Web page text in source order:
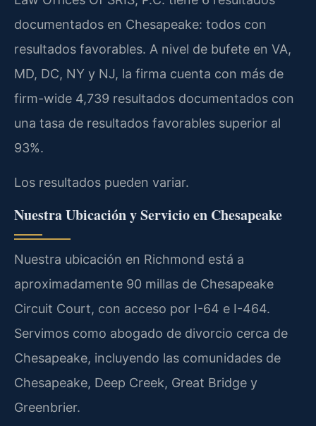
documentados en Chesapeake: todos con
resultados favorables. A nivel de bufete en VA,
MD, DC, NY y NJ, la firma cuenta con más de
firm-wide 4,739 resultados documentados con
una tasa de resultados favorables superior al
93%.
Los resultados pueden variar.
Nuestra Ubicación y Servicio en Chesapeake
Nuestra ubicación en Richmond está a
aproximadamente 90 millas de Chesapeake
Circuit Court, con acceso por I-64 e I-464.
Servimos como abogado de divorcio cerca de
Chesapeake, incluyendo las comunidades de
Chesapeake, Deep Creek, Great Bridge y
Greenbrier.